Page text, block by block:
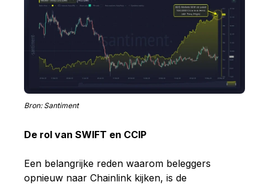
Bron: Santiment
De rol van SWIFT en CCIP
Een belangrijke reden waarom beleggers
opnieuw naar Chainlink kijken, is de